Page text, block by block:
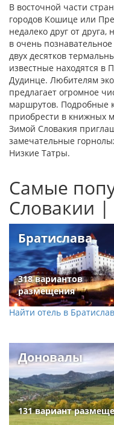
В восточной части
городов Кошице или
недалеко друг от
в очень
двух десятков
известные находятся в
Дудинце. Любителям
предлагает огромное
маршрутов. Подробные
приобрести в книжных
Зимой Словакия
замечательные
Низкие Татры.
Самые
Словакии |
Братислава
318 вариантов
размещения
Найти отель в
Доновалы
131 вариант